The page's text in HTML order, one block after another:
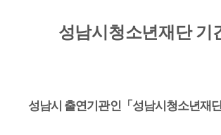
성남시청소년재단 기
성남시 출연기관인 「 성남시청소년재